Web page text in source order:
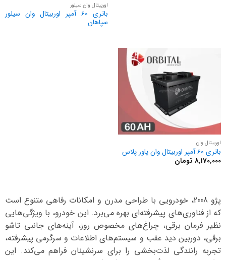
اوربیتال وان سیلور
باتری 60 آمپر اوربیتال وان سیلور
سپاهان
اوربیتال وان
باتری 60 آمپر اوربیتال وان پاور پلاس
8,170,000 تومان
پژو 2008، خودرویی با طراحی مدرن و امکانات رفاهی متنوع است
که از فناوری‌های پیشرفته‌ای بهره می‌برد. این خودرو، با ویژگی‌هایی
نظیر فرمان برقی، چراغ‌های مخصوص روز، آینه‌های جانبی تاشو
برقی، دوربین دید عقب و سیستم‌های اطلاعات و سرگرمی پیشرفته،
تجربه رانندگی لذت‌بخشی را برای سرنشینان فراهم می‌کند. این